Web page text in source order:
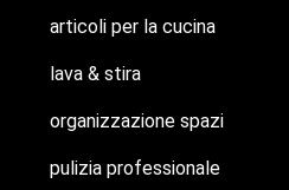
articoli per la cucina
lava & stira
organizzazione spazi
pulizia professionale